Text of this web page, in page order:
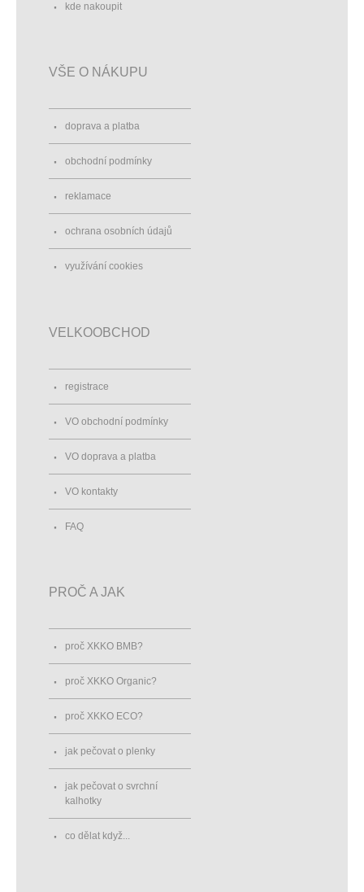
kde nakoupit
VŠE O NÁKUPU
doprava a platba
obchodní podmínky
reklamace
ochrana osobních údajů
využívání cookies
VELKOOBCHOD
registrace
VO obchodní podmínky
VO doprava a platba
VO kontakty
FAQ
PROČ A JAK
proč XKKO BMB?
proč XKKO Organic?
proč XKKO ECO?
jak pečovat o plenky
jak pečovat o svrchní
kalhotky
co dělat když...